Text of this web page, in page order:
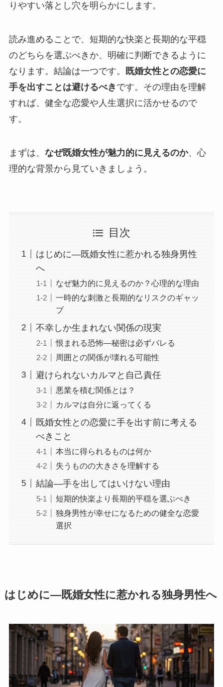
りやすい落とし穴を明らかにします。
読み進めることで、短期的な快楽と長期的な平穏
のどちらを選ぶべきか、明確に判断できるように
なります。結論は一つです。
既婚女性との恋愛に
手を出すことは避けるべき です。その理由を理解
すれば、健全な恋愛や人生選択に活かせるので
す。
まずは、 なぜ既婚女性が魅力的に見えるのか、心
理的な背景から見ていきましょう。
目次
はじめに―既婚女性に惹かれる独身男性
へ
なぜ魅力的に見えるのか？心理的な理由
一時的な刺激と長期的なリスクのギャッ
プ
不幸しか生まれない関係の現実
恨まれる恐怖―秘密は必ずバレる
周囲との関係が壊れる可能性
避けられないカルマと自己責任
悪業を積む関係とは？
カルマは自分に返ってくる
既婚女性との恋愛に手を出す前に考える
べきこと
本当に得られるものは何か
失うものの大きさを理解する
結論―手を出してはいけない理由
短期的快楽より長期的平穏を選ぶべき
独身男性が幸せになるための健全な恋愛
選択
はじめに―既婚女性に惹かれる独身男性へ